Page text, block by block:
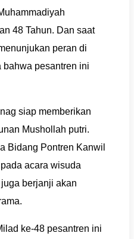
48 Tahun. Dan saat
peran di
bahwa pesantren ini
siap memberikan
Mushollah putri.
Bidang Pontren Kanwil
acara wisuda
berjanji akan
ke-48 pesantren ini